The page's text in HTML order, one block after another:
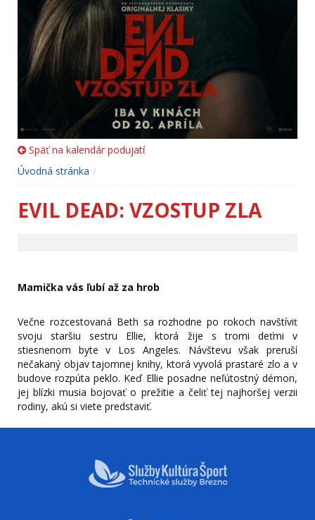
Späť na kalendár podujatí
Úvodná stránka
EVIL DEAD: VZOSTUP ZLA
Mamička vás ľubí až za hrob
Večne rozcestovaná Beth sa rozhodne po rokoch navštíviť
svoju staršiu sestru Ellie, ktorá žije s tromi deťmi v
stiesnenom byte v Los Angeles. Návštevu však preruší
nečakaný objav tajomnej knihy, ktorá vyvolá prastaré zlo a v
budove rozpúta peklo. Keď Ellie posadne neľútostný démon,
jej blízki musia bojovať o prežitie a čeliť tej najhoršej verzii
rodiny, akú si viete predstaviť.